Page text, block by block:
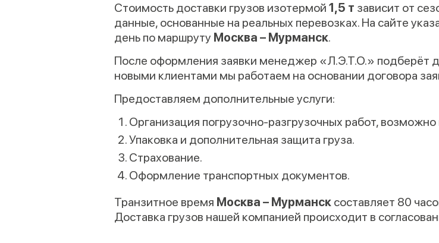
Стоимость доставки грузов изотермой 1,5 т зависит от
данные, основанные на реальных перевозках. На сайте
день по маршруту Москва – Мурманск.
После оформления заявки менеджер «Л.Э.Т.О.» подберёт
новыми клиентами мы работаем на основании договора
Предоставляем дополнительные услуги:
Организация погрузочно-разгрузочных работ,
Упаковка и дополнительная защита груза.
Страхование.
Оформление транспортных документов.
Транзитное время Москва – Мурманск составляет 80
Доставка грузов нашей компанией происходит в